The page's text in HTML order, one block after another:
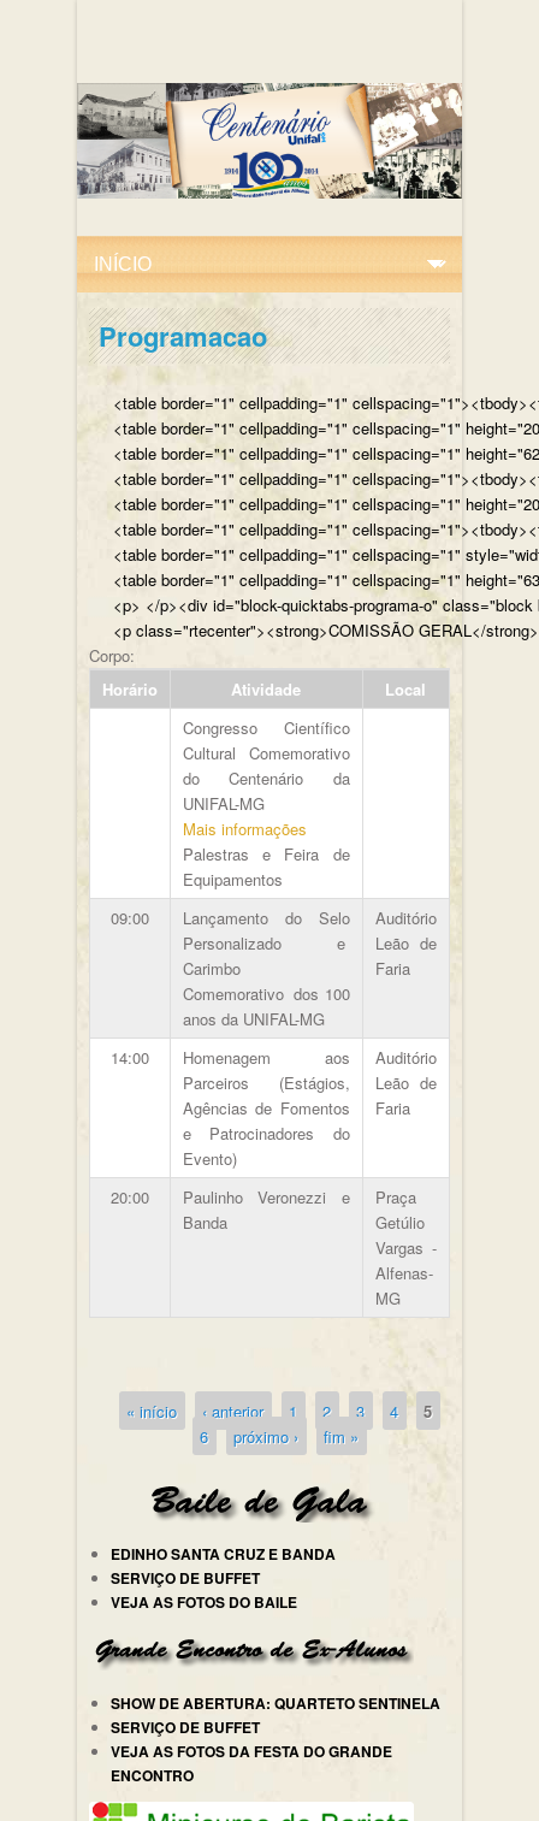
Programacao
<table border="1" cellpadding="1"
<table border="1" cellpadding="1" cellspacing="1"
<table border="1" cellpadding="1" cellspacing="1"
<table border="1" cellpadding="1"
<table border="1" cellpadding="1" cellspacing="1"
<table border="1" cellpadding="1"
<table border="1" cellpadding="1" cellspacing="1"
<table border="1" cellpadding="1" cellspacing="1"
<p> </p><div
<p class="rtecenter"><strong>COMISSÃO
Corpo:
Horário
Atividade
Local
Congresso Científico
Cultural Comemorativo
do Centenário da
UNIFAL-MG
Mais informações
Palestras e Feira de
Equipamentos
09:00
Lançamento do Selo
Personalizado e
Carimbo
Comemorativo dos 100
anos da UNIFAL-MG
Auditório
Leão de
Faria
14:00
Homenagem aos
Parceiros (Estágios,
Agências de Fomentos
e Patrocinadores do
Evento)
Auditório
Leão de
Faria
20:00
Paulinho Veronezzi e
Banda
Praça
Getúlio
Vargas -
Alfenas-
MG
Páginas
« início ‹ anterior 1 2 3 4
5
6
próximo › fim »
EDINHO SANTA CRUZ E BANDA
SERVIÇO DE BUFFET
VEJA AS FOTOS DO BAILE
SHOW DE ABERTURA: QUARTETO SENTINELA
SERVIÇO DE BUFFET
VEJA AS FOTOS DA FESTA DO GRANDE
ENCONTRO